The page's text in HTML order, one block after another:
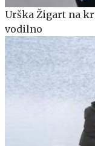
Urška Žigart na
vodilno